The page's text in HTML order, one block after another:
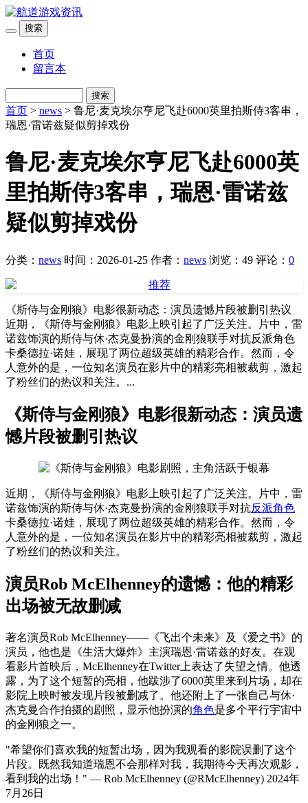
搜索
首页
留言本
搜索
首页 > news > 鲁尼·麦克埃尔亨尼飞赴6000英里拍斯侍3客串，
瑞恩·雷诺兹疑似剪掉戏份
鲁尼·麦克埃尔亨尼飞赴6000英
里拍斯侍3客串，瑞恩·雷诺兹
疑似剪掉戏份
分类： news 时间：2026-01-25 作者： news 浏览：49 评论： 0
《斯侍与金刚狼》电影很新动态：演员遗憾片段被删引热议
近期，《斯侍与金刚狼》电影上映引起了广泛关注。片中，雷
诺兹饰演的斯侍与休·杰克曼扮演的金刚狼联手对抗反派角色
卡桑德拉·诺娃，展现了两位超级英雄的精彩合作。然而，令
人意外的是，一位知名演员在影片中的精彩亮相被裁剪，激起
了粉丝们的热议和关注。...
《斯侍与金刚狼》电影很新动态：演员遗
憾片段被删引热议
近期，《斯侍与金刚狼》电影上映引起了广泛关注。片中，雷
诺兹饰演的斯侍与休·杰克曼扮演的金刚狼联手对抗反派角色
卡桑德拉·诺娃，展现了两位超级英雄的精彩合作。然而，令
人意外的是，一位知名演员在影片中的精彩亮相被裁剪，激起
了粉丝们的热议和关注。
演员Rob McElhenney的遗憾：他的精彩
出场被无故删减
著名演员Rob McElhenney——《飞出个未来》及《爱之书》的
演员，他也是《生活大爆炸》主演瑞恩·雷诺兹的好友。在观
看影片首映后，McElhenney在Twitter上表达了失望之情。他透
露，为了这个短暂的亮相，他跋涉了6000英里来到片场，却在
影院上映时被发现片段被删减了。他还附上了一张自己与休·
杰克曼合作拍摄的剧照，显示他扮演的角色是多个平行宇宙中
的金刚狼之一。
"希望你们喜欢我的短暂出场，因为我观看的影院误删了这个
片段。既然我知道瑞恩不会那样对我，我期待今天再次观影，
看到我的出场！" — Rob McElhenney (@RMcElhenney) 2024年
7月26日